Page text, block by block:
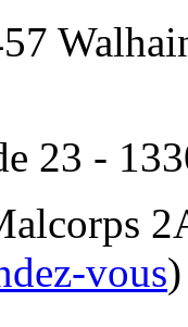
23 -
vous)